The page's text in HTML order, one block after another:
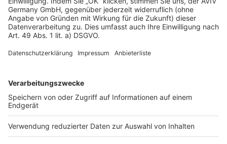
Datenschutz
Impressum
Services
Bauprojekt-Quiz
Häuser-Suche
Hausanbieter-Suche